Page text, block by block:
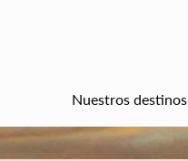
Nuestros destinos